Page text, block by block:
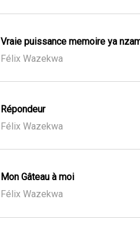
Vraie puissance memoire ya
Félix Wazekwa
Répondeur
Félix Wazekwa
Mon Gâteau à moi
Félix Wazekwa